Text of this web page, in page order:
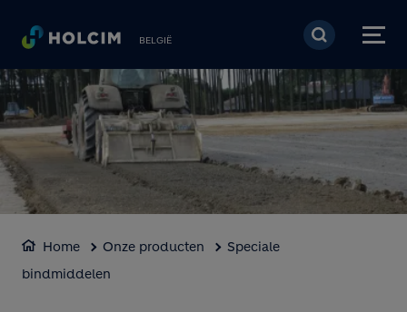
Overslaan en naar de
BELGIË
Home Onze producten
Speciale
bindmiddelen